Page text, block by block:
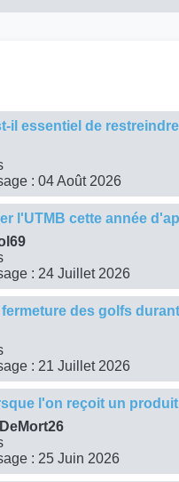
il essentiel de
: 04 Août 2026
l'UTMB cette année
: 24 Juillet 2026
des golfs
: 21 Juillet 2026
l'on reçoit un
: 25 Juin 2026